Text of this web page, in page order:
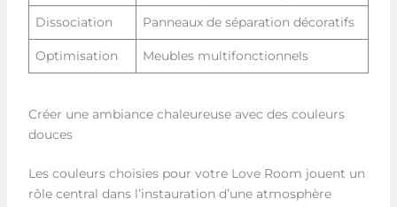
Dissociation Panneaux de séparation décoratifs
Optimisation Meubles multifonctionnels
Créer une ambiance chaleureuse avec des couleurs
douces
Les couleurs choisies pour votre Love Room jouent un
rôle central dans l’instauration d’une atmosphère